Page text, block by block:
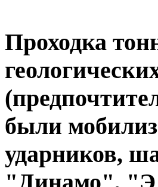
Проходка
были
ударников,